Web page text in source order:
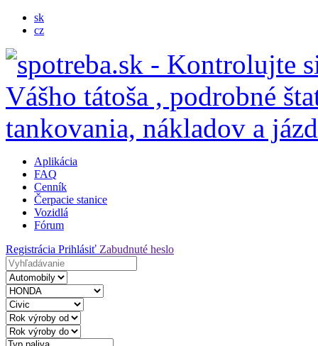
sk
cz
Aplikácia
FAQ
Cenník
Čerpacie stanice
Vozidlá
Fórum
Registrácia Prihlásiť Zabudnuté heslo